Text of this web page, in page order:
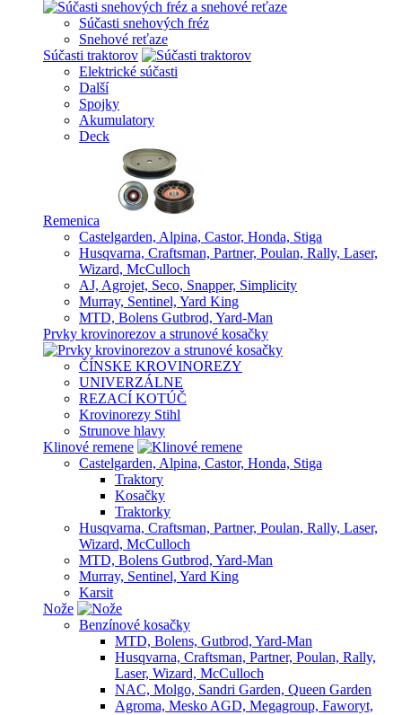
Súčasti snehových fréz
Snehové reťaze
Súčasti traktorov
Elektrické súčasti
Další
Spojky
Akumulatory
Deck
Remenica
Castelgarden, Alpina, Castor, Honda, Stiga
Husqvarna, Craftsman, Partner, Poulan, Rally, Laser,
Wizard, McCulloch
AJ, Agrojet, Seco, Snapper, Simplicity
Murray, Sentinel, Yard King
MTD, Bolens Gutbrod, Yard-Man
Prvky krovinorezov a strunové kosačky
ČÍNSKE KROVINOREZY
UNIVERZÁLNE
REZACÍ KOTÚČ
Krovinorezy Stihl
Strunove hlavy
Klinové remene
Castelgarden, Alpina, Castor, Honda, Stiga
Traktory
Kosačky
Traktorky
Husqvarna, Craftsman, Partner, Poulan, Rally, Laser,
Wizard, McCulloch
MTD, Bolens Gutbrod, Yard-Man
Murray, Sentinel, Yard King
Karsit
Nože
Benzínové kosačky
MTD, Bolens, Gutbrod, Yard-Man
Husqvarna, Craftsman, Partner, Poulan, Rally,
Laser, Wizard, McCulloch
NAC, Molgo, Sandri Garden, Queen Garden
Agroma, Mesko AGD, Megagroup, Faworyt,